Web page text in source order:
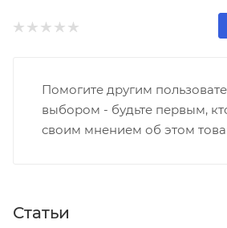
Помогите другим
выбором - будьте первым,
своим мнением об этом
Статьи